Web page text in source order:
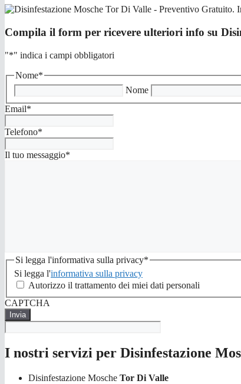
Compila il form per ricevere ulteriori info su
"*" indica i campi obbligatori
Nome*
Nome
Email*
Telefono*
Il tuo messaggio*
Si legga l'informativa sulla privacy*
Si legga l'informativa sulla privacy
Autorizzo il trattamento dei miei dati personali
CAPTCHA
I nostri servizi per Disinfestazione
Disinfestazione Mosche Tor Di Valle